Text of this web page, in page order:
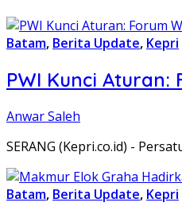
Batam, Berita Update, Kepri
PWI Kunci
Anwar Saleh
SERANG (Kepri.co.id) -
Batam, Berita Update, Kepri